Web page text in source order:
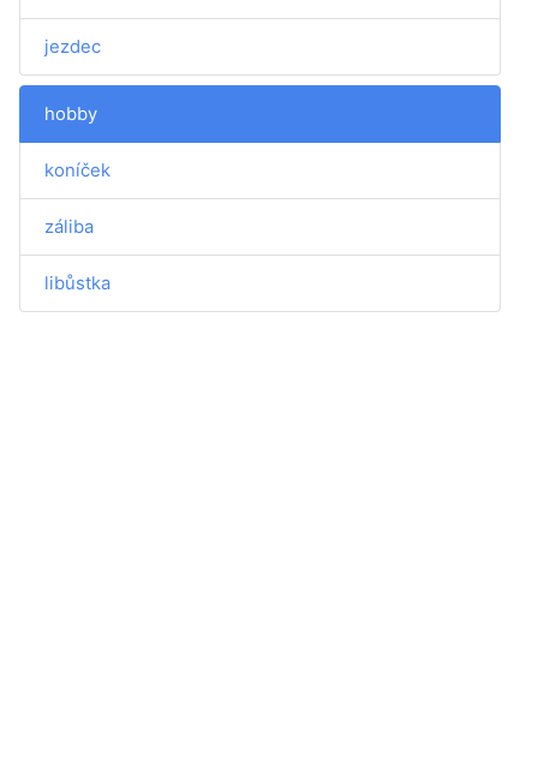
jezdec
hobby
koníček
záliba
libůstka